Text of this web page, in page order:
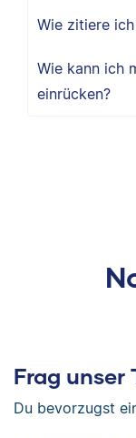
Wie zitiere
Wie kann ich
einrücken?
Frag unser
Du bevorzugst